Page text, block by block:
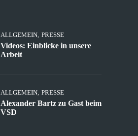
ALLGEMEIN, PRESSE
Videos: Einblicke in unsere
Arbeit
ALLGEMEIN, PRESSE
Alexander Bartz zu Gast beim
VSD